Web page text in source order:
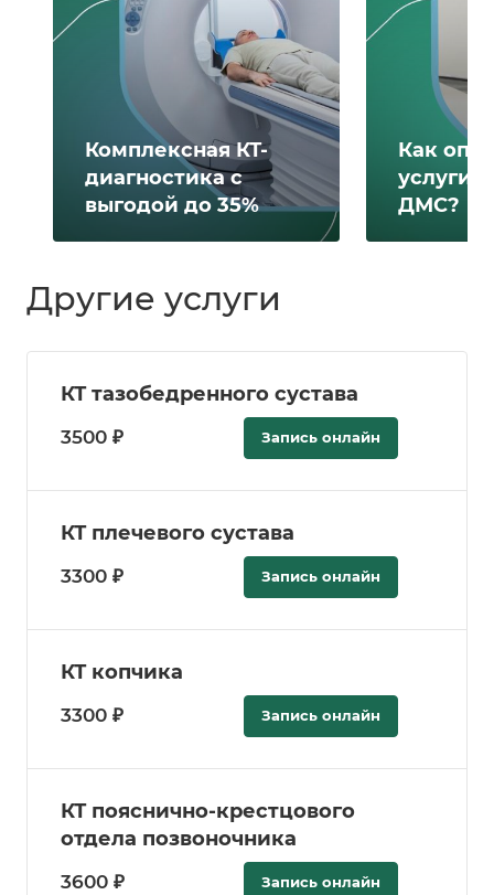
Комплексная КТ-
диагностика с
выгодой до 35%
Как
услуги
ДМС?
Другие услуги
КТ тазобедренного сустава
3500 ₽ Запись онлайн
КТ плечевого сустава
3300 ₽ Запись онлайн
КТ копчика
3300 ₽ Запись онлайн
КТ пояснично-крестцового
отдела позвоночника
3600 ₽ Запись онлайн